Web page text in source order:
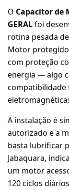
O Capacitor de
GERALfoi
rotina pesada
Motor
com proteção
energia — algo
compatibilidade
A instalação é
autorizado e a
basta lubrificar
Jabaquara,
um motor
120 ciclos